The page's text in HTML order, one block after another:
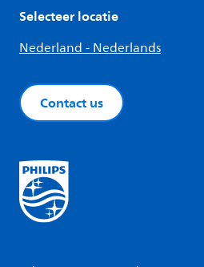
Selecteer locatie
Nederland - Nederlands
Contact us